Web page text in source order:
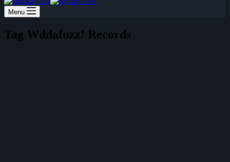
Menu
Tag Wddafuzz! Records